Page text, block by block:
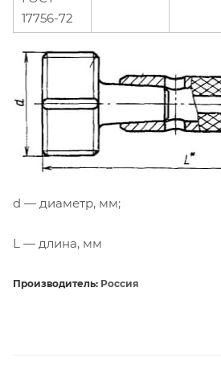
17756-72
d — диаметр, мм;
L — длина, мм
Производитель: Россия